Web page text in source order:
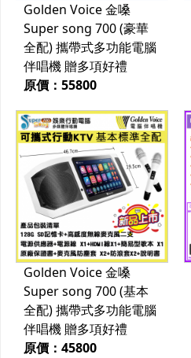
Golden Voice 金嗓
Super song 700 (豪華
全配) 攜帶式多功能電腦
伴唱機 贈多項好禮
原價：55800
Golden Voice 金嗓
Super song 700 (基本
全配) 攜帶式多功能電腦
伴唱機 贈多項好禮
原價：45800